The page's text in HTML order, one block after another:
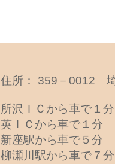
住所： 359－0012
所沢ＩＣから車で１分
英ＩＣから車で１分
新座駅から車で５分
柳瀬川駅から車で７分